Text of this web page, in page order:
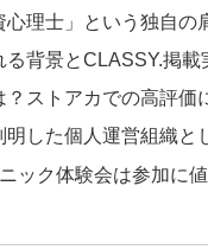
理士」という独自の
背景とCLASSY.掲載
ストアカでの高評価
した個人運営組織と
ック体験会は参加に